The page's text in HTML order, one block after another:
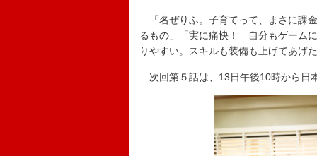
「名ぜりふ。子育てって、まさに課
るもの」「実に痛快！ 自分もゲーム
りやすい。スキルも装備も上げてあげ
次回第５話は、13日午後10時から日